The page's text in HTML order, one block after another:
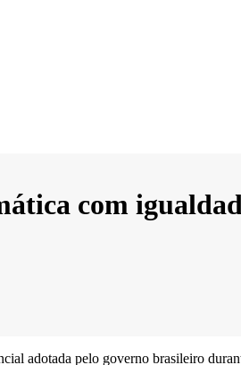
com
adotada pelo governo brasileiro